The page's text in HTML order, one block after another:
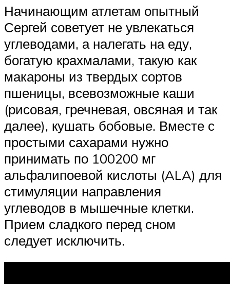
Начинающим атлетам опытный
Сергей советует не увлекаться
углеводами, а налегать на еду,
богатую крахмалами, такую как
макароны из твердых сортов
пшеницы, всевозможные каши
(рисовая, гречневая, овсяная и так
далее), кушать бобовые. Вместе с
простыми сахарами нужно
принимать по 100200 мг
альфалипоевой кислоты (ALA) для
стимуляции направления
углеводов в мышечные клетки.
Прием сладкого перед сном
следует исключить.